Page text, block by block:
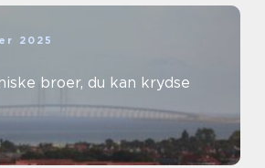
2025
broer, du kan krydse